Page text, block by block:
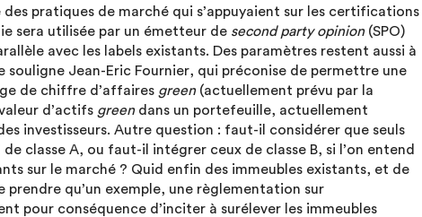
pratiques de marché qui s’appuyaient sur les certifications
sera utilisée par un émetteur de second party opinion(SPO)
avec les labels existants. Des paramètres restent aussi à
Jean-Eric Fournier, qui préconise de permettre une
de chiffre d’affaires green(actuellement prévu par la
d’actifs greendans un portefeuille, actuellement
investisseurs. Autre question : faut-il considérer que seuls
de classe A, ou faut-il intégrer ceux de classe B, si l’on entend
sur le marché ? Quid enfin des immeubles existants, et de
prendre qu’un exemple, une règlementation sur
pour conséquence d’inciter à surélever les immeubles